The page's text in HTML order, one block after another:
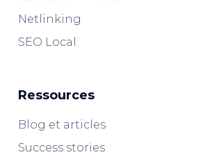
Netlinking
SEO Local
Ressources
Blog et articles
Success stories